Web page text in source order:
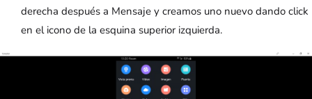
derecha después a Mensaje y creamos uno nuevo dando click
en el icono de la esquina superior izquierda.